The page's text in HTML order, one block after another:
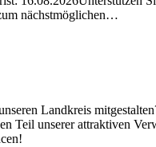
nächstmöglichen…
Landkreis
Teil unserer attraktiven